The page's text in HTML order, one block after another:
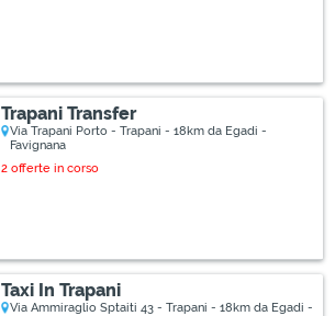
Trapani Transfer
Via Trapani Porto - Trapani - 18km da Egadi -
Favignana
2 offerte in corso
Taxi In Trapani
Via Ammiraglio Sptaiti 43 - Trapani - 18km da Egadi -